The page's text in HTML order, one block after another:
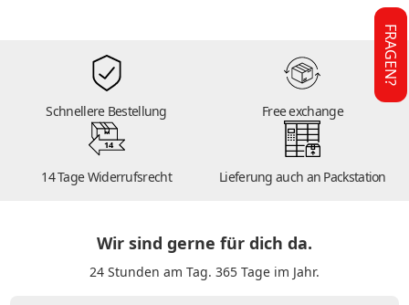
Schnellere Bestellung Free exchange
14
14 Tage Widerrufsrecht Lieferung auch an Packstation
Wir sind gerne für dich da.
24 Stunden am Tag. 365 Tage im Jahr.
FRAGEN?